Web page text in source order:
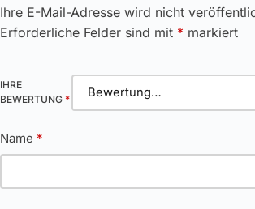
Ihre E-Mail-Adresse wird nicht
Erforderliche Felder sind mit * markiert
IHRE
BEWERTUNG *
Name *